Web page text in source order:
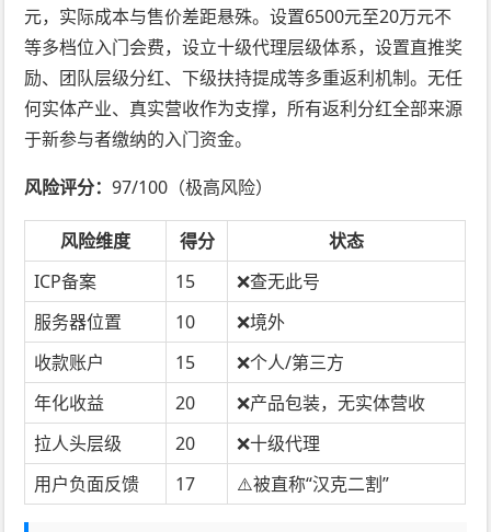
元，实际成本与售价差距悬殊。设置6500元至20万元不
等多档位入门会费，设立十级代理层级体系，设置直推奖
励、团队层级分红、下级扶持提成等多重返利机制。无任
何实体产业、真实营收作为支撑，所有返利分红全部来源
于新参与者缴纳的入门资金。
风险评分：97/100（极高风险）
风险维度 得分
状态
ICP备案
15
❌查无此号
服务器位置
10
❌境外
收款账户
15
❌个人/第三方
年化收益
20
❌产品包装，无实体营收
拉人头层级
20
❌十级代理
用户负面反馈
17 ⚠️被直称“汉克二割”